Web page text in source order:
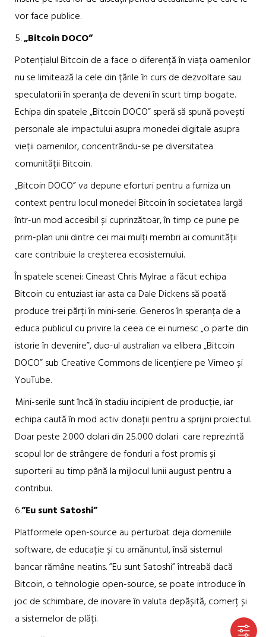
vor face publice.
5.„Bitcoin DOCO”
Potențialul Bitcoin de a face o diferență în viața oamenilor
nu se limitează la cele din țările în curs de dezvoltare sau
speculatorii în speranța de deveni în scurt timp bogate.
Echipa din spatele „Bitcoin DOCO” speră să spună povești
personale ale impactului asupra monedei digitale asupra
vieții oamenilor, concentrându-se pe diversitatea
comunității Bitcoin.
„Bitcoin DOCO” va depune eforturi pentru a furniza un
context pentru locul monedei Bitcoin în societatea largă
într-un mod accesibil și cuprinzătoar, în timp ce pune pe
prim-plan unii dintre cei mai mulți membri ai comunității
care contribuie la creșterea ecosistemului.
În spatele scenei: Cineast Chris Mylrae a făcut echipa
Bitcoin cu entuziast iar asta ca Dale Dickens să poată
produce trei părți în mini-serie. Generos în speranța de a
educa publicul cu privire la ceea ce ei numesc „o parte din
istorie în devenire”, duo-ul australian va elibera „Bitcoin
DOCO” sub Creative Commons de licențiere pe Vimeo și
YouTube.
Mini-serile sunt încă în stadiu incipient de producție, iar
echipa caută în mod activ donații pentru a sprijini proiectul.
Doar peste 2.000 dolari din 25.000 dolari care reprezintă
scopul lor de strângere de fonduri a fost promis și
suporterii au timp până la mijlocul lunii august pentru a
contribui.
6.”Eu sunt Satoshi”
Platformele open-source au perturbat deja domeniile
software, de educație și cu amănuntul, însă sistemul
bancar rămâne neatins. ”Eu sunt Satoshi” întreabă dacă
Bitcoin, o tehnologie open-source, se poate introduce în
joc de schimbare, de inovare în valuta depășită, comerț și
a sistemelor de plăți.